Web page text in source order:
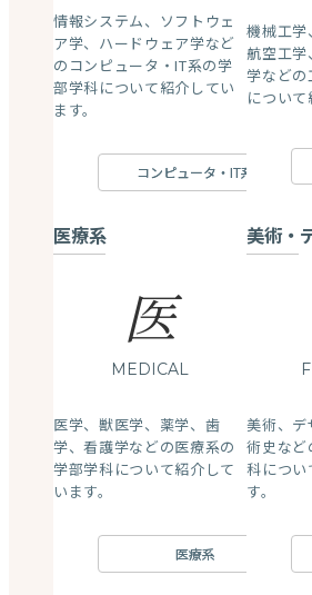
情報システム、ソフトウェ
ア学、ハードウェア学など
のコンピュータ・IT系の学
部学科について紹介してい
ます。
コンピュータ・IT系
機械工学
航空工
学など
について
医療系
医
MEDICAL
医学、獣医学、薬学、歯
学、看護学などの医療系の
学部学科について紹介して
います。
医療系
美術・
美術、デ
術史な
科につい
す。